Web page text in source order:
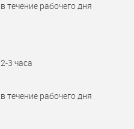
в течение рабочего дня
2-3 часа
в течение рабочего дня